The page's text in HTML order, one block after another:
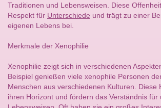
Traditionen und Lebensweisen. Diese
Respekt für Unterschiede und trägt zu einer
eigenen Lebens bei.
Merkmale der Xenophilie
Xenophilie zeigt sich in verschiedenen
Beispiel genießen viele xenophile Personen
Menschen aus verschiedenen Kulturen. Diese
ihren Horizont und fördern das Verständnis für